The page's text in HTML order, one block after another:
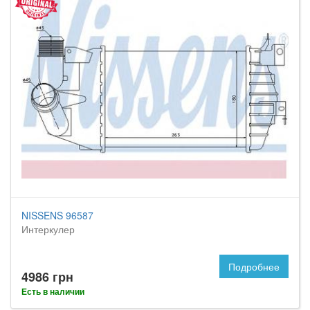
NISSENS 96587
Интеркулер
4986 грн
Есть в наличии
Подробнее